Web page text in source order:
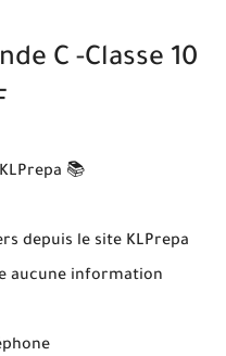
C -Classe 10
📚
depuis le site KLPrepa
aucune information